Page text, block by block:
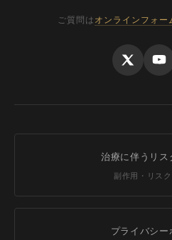
ご質問は オンラインフォー
治療に伴うリス
副作用・リス
プライバシー